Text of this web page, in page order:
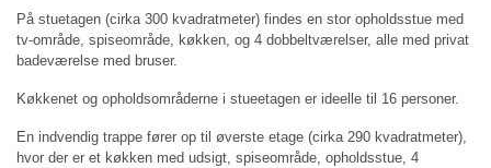
På stuetagen (cirka 300 kvadratmeter) findes en stor opholdsstue med
tv-område, spiseområde, køkken, og 4 dobbeltværelser, alle med privat
badeværelse med bruser.
Køkkenet og opholdsområderne i stueetagen er ideelle til 16 personer.
En indvendig trappe fører op til øverste etage (cirka 290 kvadratmeter),
hvor der er et køkken med udsigt, spiseområde, opholdsstue, 4